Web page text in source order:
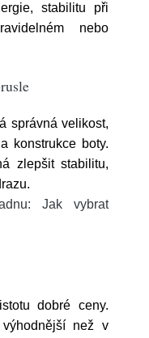
stabilitu při
nebo
správná velikost,
konstrukce boty.
zlepšit stabilitu,
Jak vybrat
dobré ceny.
než v